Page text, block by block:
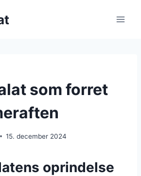
som forret
15. december 2024
oprindelse